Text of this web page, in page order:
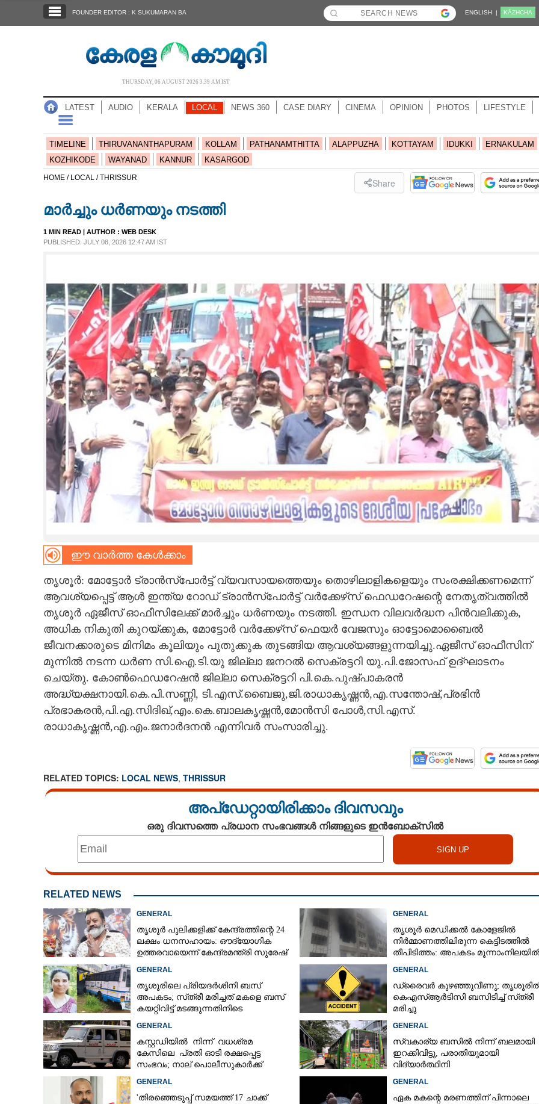
NOTIFIED NEWS
NEWS 360
CASE DIARY
LIFESTYLE
SPIRITUAL
CARTOONS
LITERATURE
CONTACT US
FOUNDER EDITOR : K SUKUMARAN BA ENGLISH | KĀZHCHA
THURSDAY, 06 AUGUST 2026 3.39 AM IST
LATEST AUDIO KERALA LOCAL NEWS 360 CASE DIARY CINEMA OPINION PHOTOS LIFESTYLE
TIMELINE THIRUVANANTHAPURAM KOLLAM PATHANAMTHITTA ALAPPUZHA KOTTAYAM IDUKKI
ERNAKULAM
KOZHIKODE
WAYANAD KANNUR KASARGOD
HOME / LOCAL /THRISSUR Share
മാർച്ചും ധർണയും നടത്തി
1 MIN READ | AUTHOR : WEB DESK
PUBLISHED: JULY 08, 2026 12:47 AM IST
ഈ വാർത്ത കേൾക്കാം
തൃശൂർ: മോട്ടോർ ട്രാൻസ്‌പോർട്ട് വ്യവസായത്തെയും തൊഴിലാളികളെയും സംരക്ഷിക്കണമെന്ന്
ആവശ്യപ്പെട്ട് ആൾ ഇന്ത്യ റോഡ് ട്രാൻസ്‌പോർട്ട് വർക്കേഴ്‌സ് ഫെഡറേഷന്റെ നേതൃത്വത്തിൽ
തൃശൂർ ഏജീസ് ഓഫീസിലേക്ക് മാർച്ചും ധർണയും നടത്തി. ഇന്ധന വിലവർദ്ധന പിൻവലിക്കുക,
അധിക നികുതി കുറയ്ക്കുക, മോട്ടോർ വർക്കേഴ്‌സ് ഫെയർ വേജസും ഓട്ടോമൊബൈൽ
ജീവനക്കാരുടെ മിനിമം കൂലിയും പുതുക്കുക തുടങ്ങിയ ആവശ്യങ്ങളുന്നയിച്ചു.ഏജീസ് ഓഫീസിന്
മുന്നിൽ നടന്ന ധർണ സി.ഐ.ടി.യു ജില്ലാ ജനറൽ സെക്രട്ടറി യു.പി.ജോസഫ് ഉദ്ഘാടനം
ചെയ്തു. കോൺഫെഡറേഷൻ ജില്ലാ സെക്രട്ടറി പി.കെ.പുഷ്പാകരൻ
അദ്ധ്യക്ഷനായി.കെ.പി.സണ്ണി, ടി.എസ്.ബൈജു,ജി.രാധാകൃഷ്ണൻ,എ.സന്തോഷ്,പ്രഭിൻ
പ്രഭാകരൻ,പി.എ.സിദിഖ്,എം.കെ.ബാലകൃഷ്ണൻ,മോൻസി പോൾ,സി.എസ്.
രാധാകൃഷ്ണൻ,എ.എം.ജനാർദനൻ എന്നിവർ സംസാരിച്ചു.
RELATED TOPICS: LOCAL NEWS, THRISSUR
അപ്ഡേറ്റായിരിക്കാം ദിവസവും
ഒരു ദിവസത്തെ പ്രധാന സംഭവങ്ങൾ നിങ്ങളുടെ ഇൻബോക്സിൽ
RELATED NEWS
GENERAL
തൃശൂർ പുലിക്കളിക്ക് കേന്ദ്രത്തിന്റെ 24
ലക്ഷം ധനസഹായം: ഔദ്യോഗിക
ഉത്തരവായെന്ന് കേന്ദ്രമന്ത്രി സുരേഷ്
GENERAL
തൃശൂർ മെഡിക്കൽ കോളേജിൽ
നിർമ്മാണത്തിലിരുന്ന കെട്ടിടത്തിൽ
തീപിടിത്തം: അപകടം
GENERAL
തൃശൂരിലെ പ്രിയദർശിനി ബസ്
അപകടം; സ്‌ത്രീ മരിച്ചത് മകളെ ബസ്
കയറ്റിവിട്ട് മടങ്ങുന്നതിനിടെ
GENERAL
ഡ്രൈവർ കുഴഞ്ഞുവീണു;
കെഎസ്‌ആർടിസി ബസിടിച്ച് സ്‌ത്രീ
മരിച്ചു
GENERAL
കസ്റ്റഡിയിൽ നിന്ന് വധശ്രമ
കേസിലെ പ്രതി ഓടി രക്ഷപ്പെട്ട
സംഭവം; നാല് പൊലീസുകാർക്ക്
GENERAL
സ്വകാര്യ ബസിൽ നിന്ന് ബലമായി
ഇറക്കിവിട്ടു, പരാതിയുമായി
വിദ്യാർത്ഥിനി
GENERAL
'തിരഞ്ഞെടുപ്പ് സമയത്ത് 17 ചാക്ക്
GENERAL
ഏക മകന്റെ മരണത്തിന് പിന്നാലെ